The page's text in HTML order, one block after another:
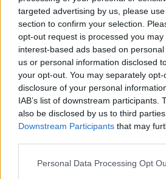
targeted advertising by us, please
section to confirm your selection.
opt-out request is processed you may
interest-based ads based on
us or personal information disclosed
your opt-out. You may separately
disclosure of your personal
IAB’s list of downstream participants.
also be disclosed by us to third
Downstream Participants that may
Personal Data Processing Opt
Το Olafaq περπατά στους δρόμους
ανακαλύπτει τη μαγεία που κρύβεται
ιστορίες των απλών ανθρώπων.